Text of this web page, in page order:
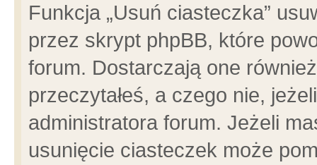
Funkcja „Usuń ciasteczka”
przez skrypt phpBB, które
forum. Dostarczają one
przeczytałeś, a czego nie,
administratora forum. Jeżeli
usunięcie ciasteczek może